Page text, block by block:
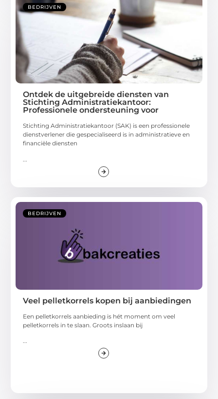
BEDRIJVEN
Ontdek de uitgebreide diensten van
Stichting Administratiekantoor:
Professionele ondersteuning voor
Stichting Administratiekantoor (SAK) is een professionele
dienstverlener die gespecialiseerd is in administratieve en
financiële diensten
BEDRIJVEN
Veel pelletkorrels kopen bij aanbiedingen
Een pelletkorrels aanbieding is hét moment om veel
pelletkorrels in te slaan. Groots inslaan bij
...